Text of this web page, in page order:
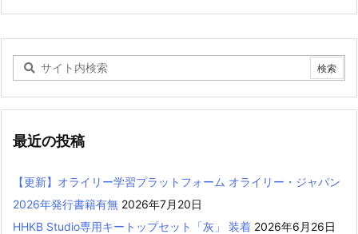
最近の投稿
【更新】オライリー学習プラットフォーム オライリー・ジャパン
2026年発行書籍有無 2026年7月20日
HHKB Studio専用キートップセット「灰」 装着 2026年6月26日